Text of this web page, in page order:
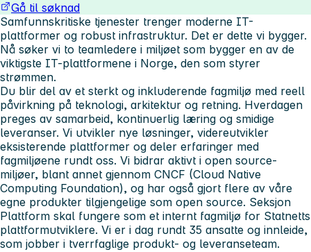
Gå til søknad
Samfunnskritiske tjenester trenger moderne IT-
plattformer og robust infrastruktur. Det er dette vi bygger.
Nå søker vi to teamledere i miljøet som bygger en av de
viktigste IT-plattformene i Norge, den som styrer
strømmen.
Du blir del av et sterkt og inkluderende fagmiljø med reell
påvirkning på teknologi, arkitektur og retning. Hverdagen
preges av samarbeid, kontinuerlig læring og smidige
leveranser. Vi utvikler nye løsninger, videreutvikler
eksisterende plattformer og deler erfaringer med
fagmiljøene rundt oss. Vi bidrar aktivt i open source-
miljøer, blant annet gjennom CNCF (Cloud Native
Computing Foundation), og har også gjort flere av våre
egne produkter tilgjengelige som open source. Seksjon
Plattform skal fungere som et internt fagmiljø for Statnetts
plattformutviklere. Vi er i dag rundt 35 ansatte og innleide,
som jobber i tverrfaglige produkt- og leveranseteam.